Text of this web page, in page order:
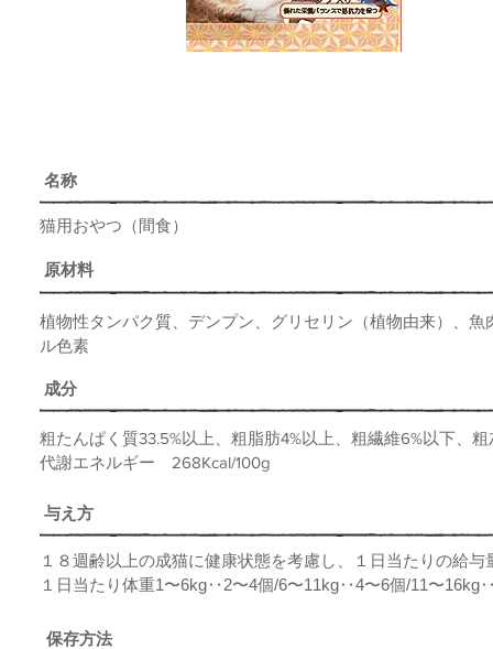
名称
猫用おやつ（間食）
原材料
植物性タンパク質、デンプン、グリセリン（植物由来）、
ル色素
​成分
粗たんぱく質33.5%以上、粗脂肪4%以上、粗繊維6%以下、
​代謝エネルギー 268Kcal/100g
与え方
１８週齢以上の成猫に健康状態を考慮し、１日当たりの給
１日当たり体重1〜6kg‥2〜4個/6〜11kg‥4〜6個/11〜
​保存方法